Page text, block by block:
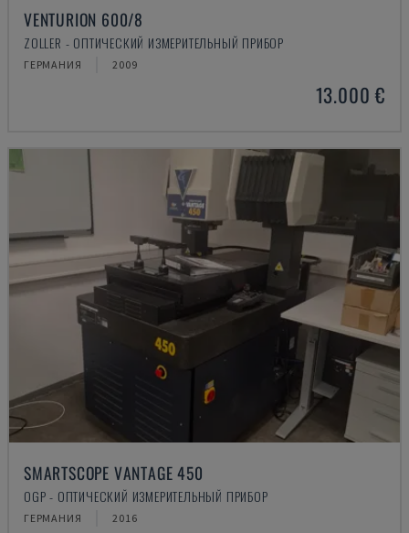
VENTURION 600/8
ZOLLER - ОПТИЧЕСКИЙ ИЗМЕРИТЕЛЬНЫЙ ПРИБОР
ГЕРМАНИЯ 2009
13.000 €
SMARTSCOPE VANTAGE 450
OGP - ОПТИЧЕСКИЙ ИЗМЕРИТЕЛЬНЫЙ ПРИБОР
ГЕРМАНИЯ 2016